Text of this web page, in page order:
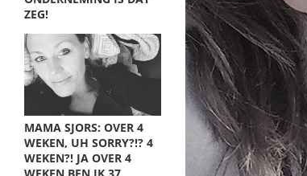
ZEG!
MAMA SJORS: OVER 4
WEKEN, UH SORRY?!? 4
WEKEN?! JA OVER 4